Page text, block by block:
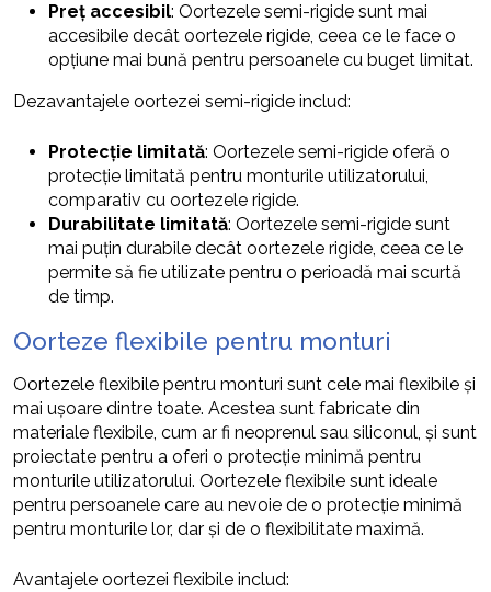
Preț accesibil: Oortezele semi-rigide sunt mai
accesibile decât oortezele rigide, ceea ce le face o
opțiune mai bună pentru persoanele cu buget limitat.
Dezavantajele oortezei semi-rigide includ:
Protecție limitată: Oortezele semi-rigide oferă o
protecție limitată pentru monturile utilizatorului,
comparativ cu oortezele rigide.
Durabilitate limitată: Oortezele semi-rigide sunt
mai puțin durabile decât oortezele rigide, ceea ce le
permite să fie utilizate pentru o perioadă mai scurtă
de timp.
Oorteze flexibile pentru monturi
Oortezele flexibile pentru monturi sunt cele mai flexibile și
mai ușoare dintre toate. Acestea sunt fabricate din
materiale flexibile, cum ar fi neoprenul sau siliconul, și sunt
proiectate pentru a oferi o protecție minimă pentru
monturile utilizatorului. Oortezele flexibile sunt ideale
pentru persoanele care au nevoie de o protecție minimă
pentru monturile lor, dar și de o flexibilitate maximă.
Avantajele oortezei flexibile includ: